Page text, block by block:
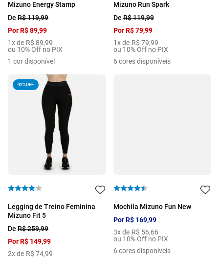
Mizuno Energy Stamp
De R$119,99
PorR$89,99
1x de R$ 89,99
ou 10% Off no PIX
1 cor disponível
Mizuno Run Spark
DeR$119,99
PorR$ 79,99
1x de R$ 79,99
ou 10% Off no PIX
6 cores disponíveis
42%OFF
Legging de Treino Feminina
Mizuno Fit 5
De R$259,99
PorR$ 149,99
2x de R$ 74,99
Mochila Mizuno Fun New
PorR$ 169,99
3x de R$ 56,66
ou 10% Off no PIX
6 cores disponíveis